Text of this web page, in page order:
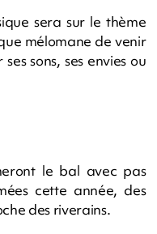
sera sur le thème
mélomane de venir
sons, ses envies ou
le bal avec pas
cette année, des
des riverains.